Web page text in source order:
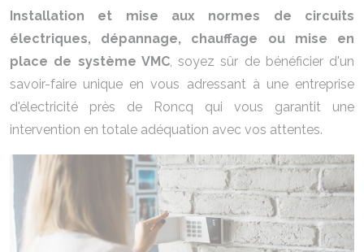
Installation et mise aux normes de circuits
électriques, dépannage, chauffage ou mise en
place de système VMC, soyez sûr de bénéficier d'un
savoir-faire unique en vous adressant à une entreprise
d'électricité près de Roncq qui vous garantit une
intervention en totale adéquation avec vos attentes.